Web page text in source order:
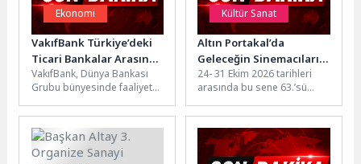
Ekonomi
VakıfBank Türkiye’deki
Ticari Bankalar Arasında
MIGA Garantörlüğünde
“Dış Ticaret Finansman
Garanti Programı”
Dolarlık Kaynak
Sağlayan İlk Banka oldu.
VakıfBank, Dünya Bankası
Grubu bünyesinde faaliyet
Investment Guarantee
Agency (MIGA) garantisi
altında JP...
Kültür Sanat
Altın Portakal’da
Geleceğin Sinemacıları
Üçüncü Kez Yarışacak!
24- 31 Ekim 2026 tarihleri
arasında bu sene 63.’sü
sinema profesyonelleri ile
sinema...